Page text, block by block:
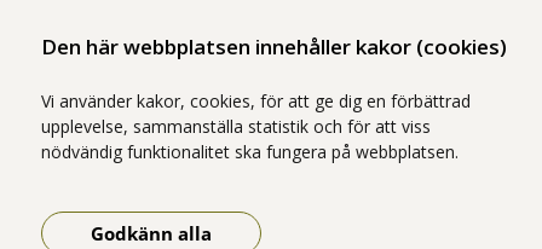
Den här webbplatsen innehåller kakor (cookies)
Vi använder kakor, cookies, för att ge dig en förbättrad
upplevelse, sammanställa statistik och för att viss
nödvändig funktionalitet ska fungera på webbplatsen.
Godkänn alla
Samtliga bilder på webbplatsen är tagna av fotograf Yanan Li om inget